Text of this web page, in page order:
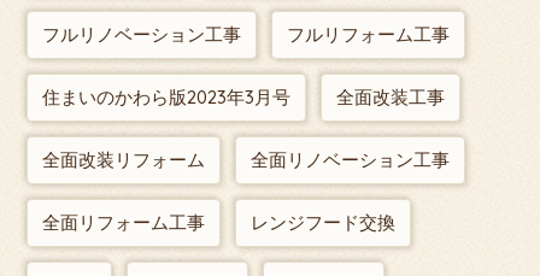
フルリノベーション工事 フルリフォーム工事
住まいのかわら版2023年3月号 全面改装工事
全面改装リフォーム 全面リノベーション工事
全面リフォーム工事 レンジフード交換